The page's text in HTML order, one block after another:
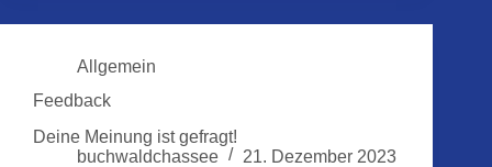
Allgemein
Feedback
Deine Meinung ist gefragt!
buchwaldchassee
21. Dezember 2023